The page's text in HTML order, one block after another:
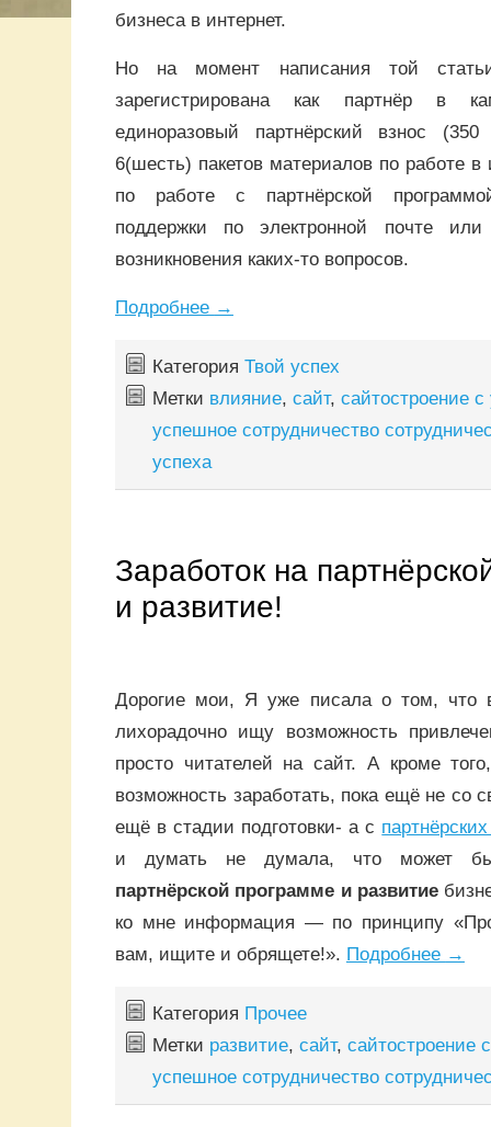
бизнеса в интернет.
Но на момент написания той
зарегистрирована как партнёр в
единоразовый партнёрский взнос
6(шесть) пакетов материалов по работе в
по работе с партнёрской
поддержки по электронной почте
возникновения каких-то вопросов.
Подробнее →
Категория Твой успех
Метки влияние, сайт, сайтостроение
успешное сотрудничество
успеха
Заработок на
и развитие!
Дорогие мои, Я уже писала о том, что
лихорадочно ищу возможность
просто читателей на сайт. А кроме
возможность заработать, пока ещё не со
ещё в стадии подготовки- а с
и думать не думала, что может
партнёрской программе и развитие
ко мне информация — по принципу
вам, ищите и обрящете!». Подробнее →
Категория Прочее
Метки развитие, сайт, сайтостроение
успешное сотрудничество